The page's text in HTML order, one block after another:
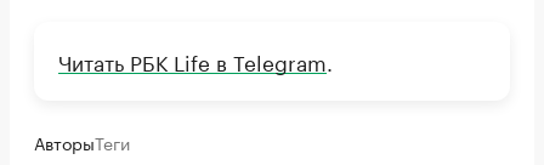
Читать РБК Life в Telegram
АвторыТеги